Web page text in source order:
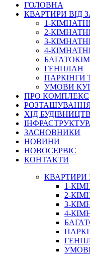
ГОЛОВНА
КВАРТИРИ ВІД
1-
2-
3-
4-
ГЕНПЛАН
ПАРКІНГИ
УМОВИ
ПРО КОМПЛЕКС
ХІД
ЗАСНОВНИКИ
НОВИНИ
НОВОСЕРВІС
КОНТАКТИ
КВАРТИРИ
1-
2-
3-
4-